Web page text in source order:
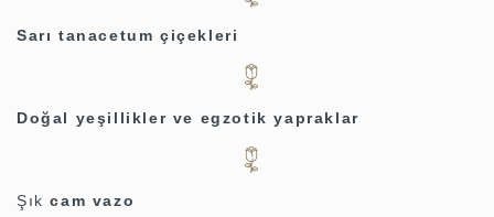
Sarı tanacetum çiçekleri
Doğal yeşillikler ve egzotik yapraklar
Şıkcam vazo